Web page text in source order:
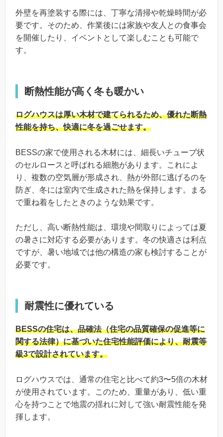
外壁を再塗装する際には、丁寧な清掃や乾燥時間が必
要です。そのため、作業後には家族や友人との食事会
を開催したり、イベントとして楽しむことも可能で
す。
断熱性能が高く冬も暖かい
ログハウスは厚い木材で建てられるため、優れた断熱
性能を持ち、快適に冬を過ごせます。
BESSの家で使用される木材には、細長いチューブ状
のセルロースと呼ばれる細胞があります。これによ
り、複数の空気層が形成され、熱が外部に逃げるのを
防ぎ、冬には室内で生成された熱を保持します。まる
で重ね着をしたときのような効果です。
ただし、高い断熱性能は、環境や間取りによっては夏
の暑さに対応する必要があります。冬の快適さは利点
ですが、暑い地域では他の構造の家も検討することが
必要です。
耐震性に優れている
BESSの住宅は、品確法（住宅の品質確保の促進等に
関する法律）に基づいた住宅性能評価により、耐震等
級3で設計されています。
ログハウスでは、通常の住宅と比べて約3〜5倍の木材
が使用されています。このため、重量があり、低い重
心を持つことで地震の揺れに対して強い耐震性能を発
揮します。